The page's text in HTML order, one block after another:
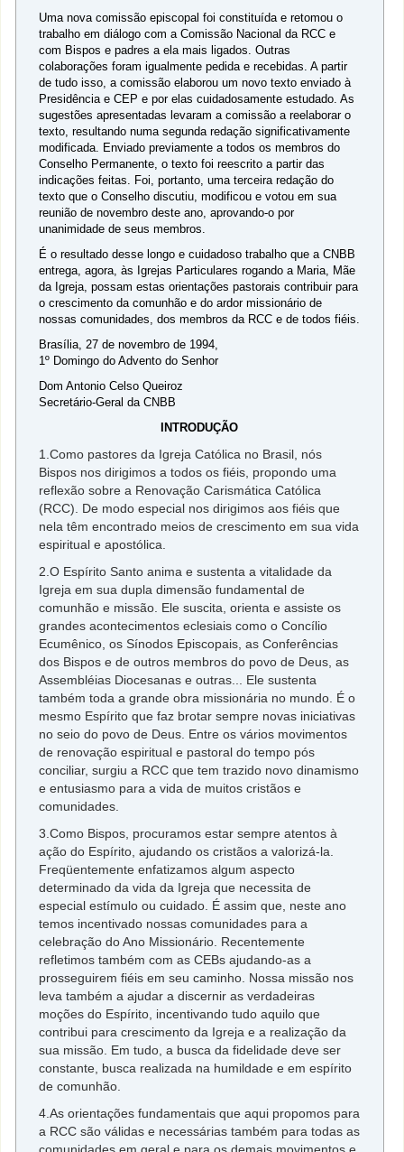
Uma nova comissão episcopal foi constituída e retomou o
trabalho em diálogo com a Comissão Nacional da RCC e
com Bispos e padres a ela mais ligados. Outras
colaborações foram igualmente pedida e recebidas. A partir
de tudo isso, a comissão elaborou um novo texto enviado à
Presidência e CEP e por elas cuidadosamente estudado. As
sugestões apresentadas levaram a comissão a reelaborar o
texto, resultando numa segunda redação significativamente
modificada. Enviado previamente a todos os membros do
Conselho Permanente, o texto foi reescrito a partir das
indicações feitas. Foi, portanto, uma terceira redação do
texto que o Conselho discutiu, modificou e votou em sua
reunião de novembro deste ano, aprovando-o por
unanimidade de seus membros.
É o resultado desse longo e cuidadoso trabalho que a CNBB
entrega, agora, às Igrejas Particulares rogando a Maria, Mãe
da Igreja, possam estas orientações pastorais contribuir para
o crescimento da comunhão e do ardor missionário de
nossas comunidades, dos membros da RCC e de todos fiéis.
Brasília, 27 de novembro de 1994,
1º Domingo do Advento do Senhor
Dom Antonio Celso Queiroz
Secretário-Geral da CNBB
INTRODUÇÃO
1.Como pastores da Igreja Católica no Brasil, nós
Bispos nos dirigimos a todos os fiéis, propondo uma
reflexão sobre a Renovação Carismática Católica
(RCC). De modo especial nos dirigimos aos fiéis que
nela têm encontrado meios de crescimento em sua vida
espiritual e apostólica.
2.O Espírito Santo anima e sustenta a vitalidade da
Igreja em sua dupla dimensão fundamental de
comunhão e missão. Ele suscita, orienta e assiste os
grandes acontecimentos eclesiais como o Concílio
Ecumênico, os Sínodos Episcopais, as Conferências
dos Bispos e de outros membros do povo de Deus, as
Assembléias Diocesanas e outras... Ele sustenta
também toda a grande obra missionária no mundo. É o
mesmo Espírito que faz brotar sempre novas iniciativas
no seio do povo de Deus. Entre os vários movimentos
de renovação espiritual e pastoral do tempo pós
conciliar, surgiu a RCC que tem trazido novo dinamismo
e entusiasmo para a vida de muitos cristãos e
comunidades.
3.Como Bispos, procuramos estar sempre atentos à
ação do Espírito, ajudando os cristãos a valorizá-la.
Freqüentemente enfatizamos algum aspecto
determinado da vida da Igreja que necessita de
especial estímulo ou cuidado. É assim que, neste ano
temos incentivado nossas comunidades para a
celebração do Ano Missionário. Recentemente
refletimos também com as CEBs ajudando-as a
prosseguirem fiéis em seu caminho. Nossa missão nos
leva também a ajudar a discernir as verdadeiras
moções do Espírito, incentivando tudo aquilo que
contribui para crescimento da Igreja e a realização da
sua missão. Em tudo, a busca da fidelidade deve ser
constante, busca realizada na humildade e em espírito
de comunhão.
4.As orientações fundamentais que aqui propomos para
a RCC são válidas e necessárias também para todas as